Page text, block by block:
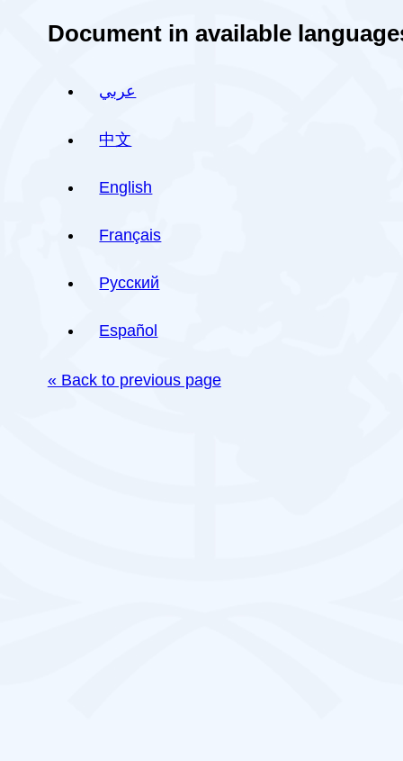
Document in available
عربي
中文
English
Français
Русский
Español
« Back to previous page